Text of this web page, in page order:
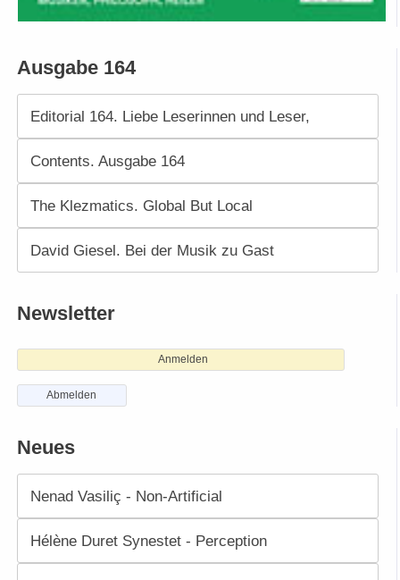
Ausgabe 164
Editorial 164. Liebe Leserinnen und Leser,
Contents. Ausgabe 164
The Klezmatics. Global But Local
David Giesel. Bei der Musik zu Gast
Newsletter
Anmelden
Abmelden
Neues
Nenad Vasiliç - Non-Artificial
Hélène Duret Synestet - Perception